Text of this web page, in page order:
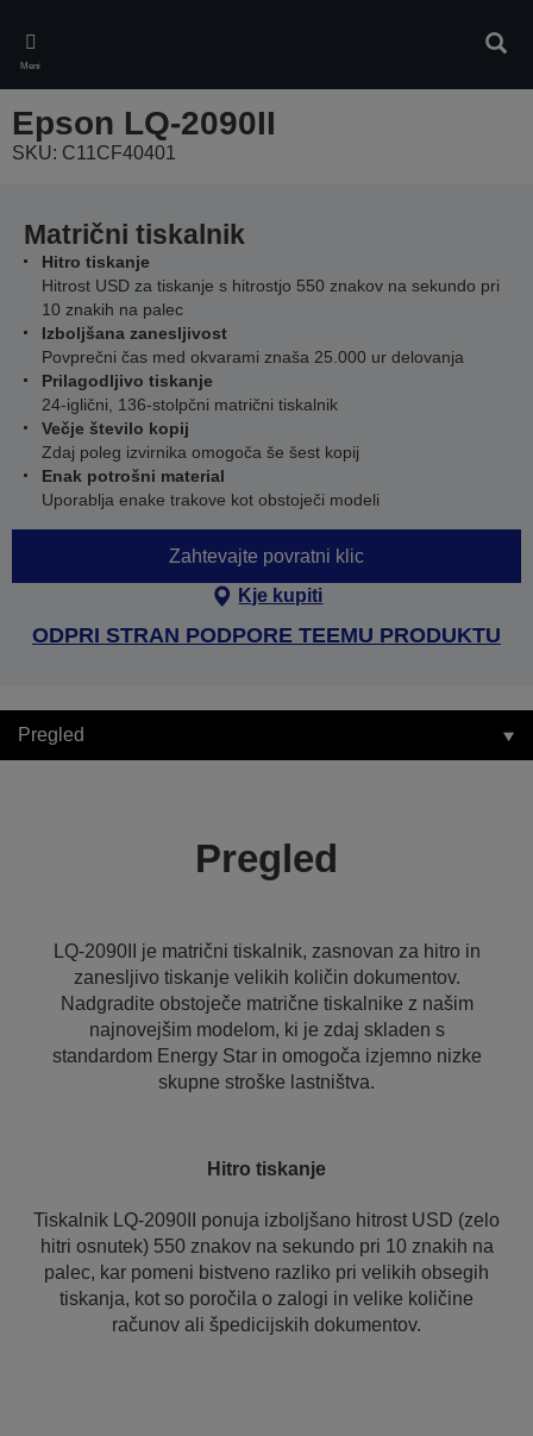
main
content
Meni
Epson LQ-2090II
SKU: C11CF40401
Matrični tiskalnik
Hitro tiskanje
Hitrost USD za tiskanje s hitrostjo 550 znakov na sekundo pri
10 znakih na palec
Izboljšana zanesljivost
Povprečni čas med okvarami znaša 25.000 ur delovanja
Prilagodljivo tiskanje
24-iglični, 136-stolpčni matrični tiskalnik
Večje število kopij
Zdaj poleg izvirnika omogoča še šest kopij
Enak potrošni material
Uporablja enake trakove kot obstoječi modeli
Zahtevajte povratni klic
Kje kupiti
ODPRI STRAN PODPORE TEEMU PRODUKTU
Pregled
Pregled
LQ-2090II je matrični tiskalnik, zasnovan za hitro in
zanesljivo tiskanje velikih količin dokumentov.
Nadgradite obstoječe matrične tiskalnike z našim
najnovejšim modelom, ki je zdaj skladen s
standardom Energy Star in omogoča izjemno nizke
skupne stroške lastništva.
Hitro tiskanje
Tiskalnik LQ-2090II ponuja izboljšano hitrost USD (zelo
hitri osnutek) 550 znakov na sekundo pri 10 znakih na
palec, kar pomeni bistveno razliko pri velikih obsegih
tiskanja, kot so poročila o zalogi in velike količine
računov ali špedicijskih dokumentov.